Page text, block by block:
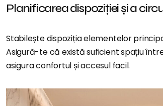
Planificarea dispoziției și a
Stabilește dispoziția elementelor
Asigură-te că există suficient spațiu
asigura confortul și accesul facil.